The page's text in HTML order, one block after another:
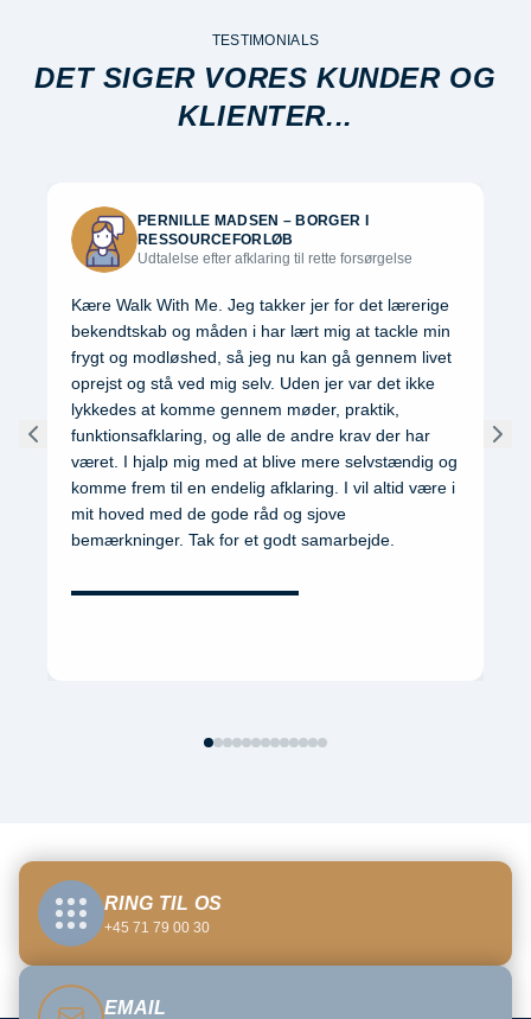
TESTIMONIALS
DET SIGER VORES KUNDER OG
KLIENTER...
PERNILLE MADSEN – BORGER I
RESSOURCEFORLØB
Udtalelse efter afklaring til rette forsørgelse
Kære Walk With Me. Jeg takker jer for det lærerige
bekendtskab og måden i har lært mig at tackle min
frygt og modløshed, så jeg nu kan gå gennem livet
oprejst og stå ved mig selv. Uden jer var det ikke
lykkedes at komme gennem møder, praktik,
funktionsafklaring, og alle de andre krav der har
været. I hjalp mig med at blive mere selvstændig og
komme frem til en endelig afklaring. I vil altid være i
mit hoved med de gode råd og sjove
bemærkninger. Tak for et godt samarbejde.
RING TIL OS
+45 71 79 00 30
EMAIL